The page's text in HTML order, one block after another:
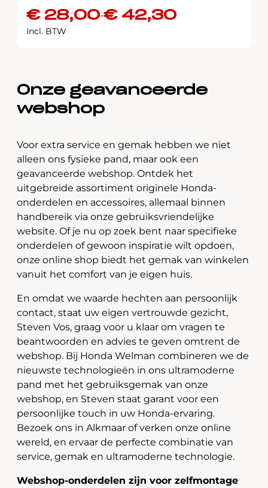
€28,00-€42,30
Prijsklasse:
€ 28,00
Incl. BTW
Onze geavanceerde
webshop
Voor extra service en gemak hebben we niet
alleen ons fysieke pand, maar ook een
geavanceerde webshop. Ontdek het
uitgebreide assortiment originele Honda-
onderdelen en accessoires, allemaal binnen
handbereik via onze gebruiksvriendelijke
website. Of je nu op zoek bent naar specifieke
onderdelen of gewoon inspiratie wilt opdoen,
onze online shop biedt het gemak van winkelen
vanuit het comfort van je eigen huis.
En omdat we waarde hechten aan persoonlijk
contact, staat uw eigen vertrouwde gezicht,
Steven Vos, graag voor u klaar om vragen te
beantwoorden en advies te geven omtrent de
webshop. Bij Honda Welman combineren we de
nieuwste technologieën in ons ultramoderne
pand met het gebruiksgemak van onze
webshop, en Steven staat garant voor een
persoonlijke touch in uw Honda-ervaring.
Bezoek ons in Alkmaar of verken onze online
wereld, en ervaar de perfecte combinatie van
service, gemak en ultramoderne technologie.
Webshop-onderdelen zijn voor zelfmontage